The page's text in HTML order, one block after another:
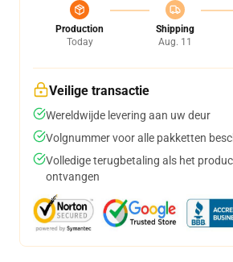
Production
Today
Shipping
Aug. 11
Veilige transactie
Wereldwijde levering aan uw deur
Volgnummer voor alle pakketten
Volledige terugbetaling als het
ontvangen